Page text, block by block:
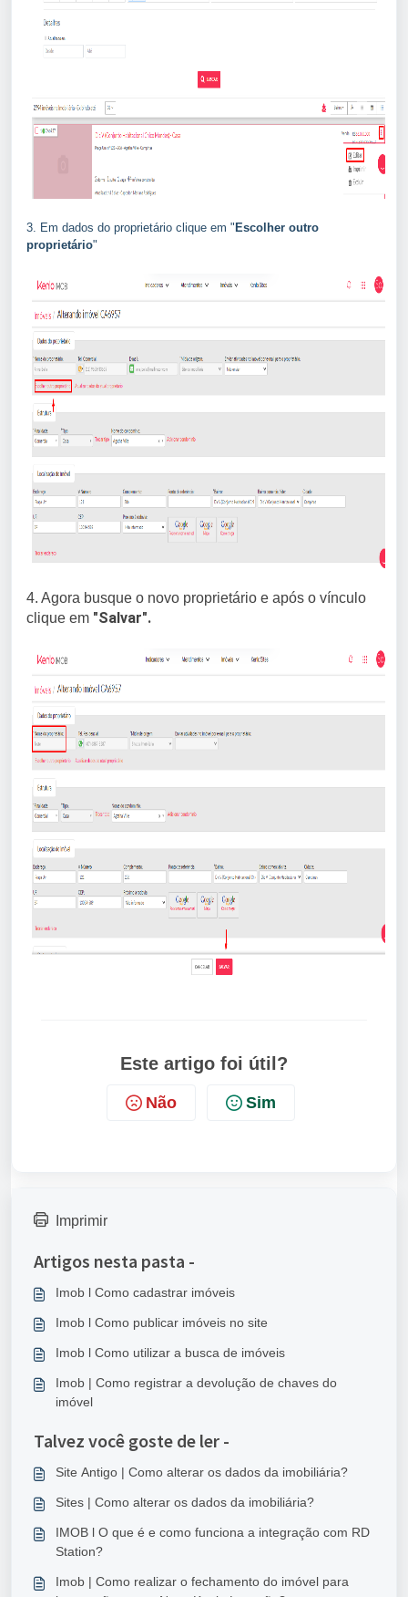
3. Em dados do proprietário clique em " Escolher outro
proprietário"
4. Agora busque o novo proprietário e após o vínculo
clique em "Salvar".
Este artigo foi útil?
Não Sim
Imprimir
Artigos nesta pasta -
Imob l Como cadastrar imóveis
Imob l Como publicar imóveis no site
Imob l Como utilizar a busca de imóveis
Imob | Como registrar a devolução de chaves do
imóvel
Talvez você goste de ler -
Site Antigo | Como alterar os dados da imobiliária?
Sites | Como alterar os dados da imobiliária?
IMOB l O que é e como funciona a integração com RD
Station?
Imob | Como realizar o fechamento do imóvel para